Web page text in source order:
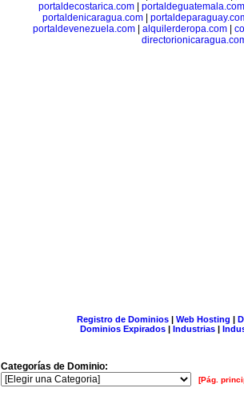
portaldecostarica.com
portaldeguatemala.com
portaldenicaragua.com|
portaldevenezuela.com| alquilerderopa.com|
Registro de Dominios| Web Hosting |
Dominios Expirados | Industrias |
Categorías de Dominio:
[Pág.